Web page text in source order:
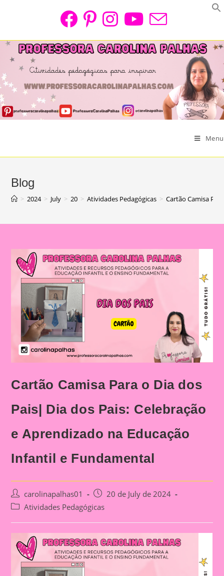
Menu
Blog
> 2024 > July > 20 > Atividades Pedagógicas > Cartão Camisa
Cartão Camisa Para o Dia dos
Pais| Dia dos Pais: Celebração
e Aprendizado na Educação
Infantil e Fundamental
Post
author:
carolinapalhas01
Post
published:
20 de July de 2024
PostAtividades Pedagógicas